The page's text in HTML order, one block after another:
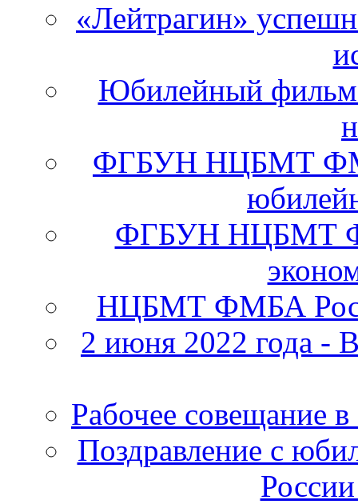
«Лейтрагин»
Юбилейный
ФГБУН НЦБМТ
ФГБУН НЦБМТ
НЦБМТ ФМБА
2 июня 2022 года -
Рабочее совещание
Поздравление с